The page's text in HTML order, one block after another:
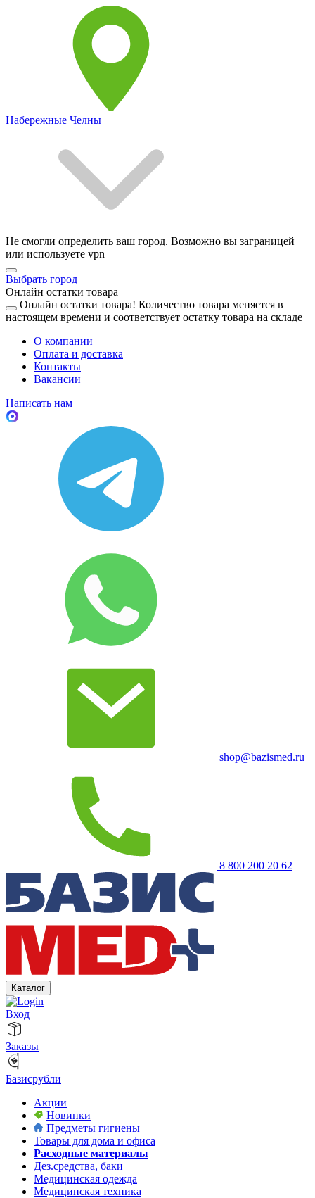
Набережные Челны
Не смогли определить ваш город. Возможно вы заграницей
или используете vpn
Выбрать город
Онлайн остатки товара
Онлайн остатки товара! Количество товара меняется в
настоящем времени и соответствует остатку товара на складе
О компании
Оплата и доставка
Контакты
Вакансии
Написать нам
shop@bazismed.ru
8 800 200 20 62
Каталог
Вход
Заказы
Базисрубли
Акции
Новинки
Предметы гигиены
Товары для дома и офиса
Расходные материалы
Дез.средства, баки
Медицинская одежда
Медицинская техника